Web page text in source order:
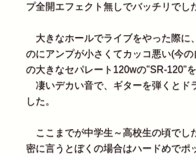
プ全開エフェクト無しでバッチリでし
大きなホールでライブをやった際に
のにアンプが小さくてカッコ悪い(今
の大きなセパレート120wの"SR-120"を
凄いデカい音で、ギターを弾くとド
した。
ここまでが中学生～高校生の頃でし
密に言うとぼくの場合はハードめで